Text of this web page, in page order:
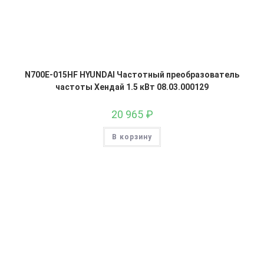
N700E-015HF HYUNDAI Частотный преобразователь
частоты Хендай 1.5 кВт 08.03.000129
20 965 ₽
В корзину